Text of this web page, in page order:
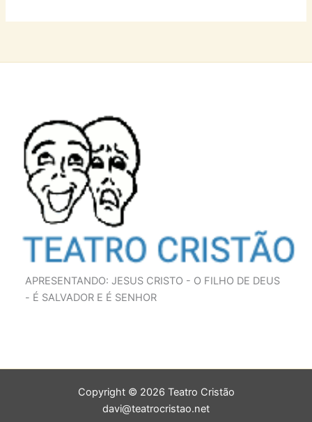
APRESENTANDO: JESUS CRISTO - O FILHO DE DEUS
- É SALVADOR E É SENHOR
Copyright © 2026 Teatro Cristão
davi@teatrocristao.net